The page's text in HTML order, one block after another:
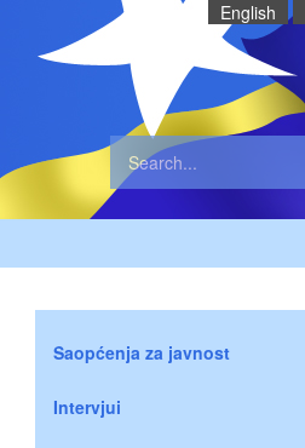
English
Saopćenja za javnost
Intervjui